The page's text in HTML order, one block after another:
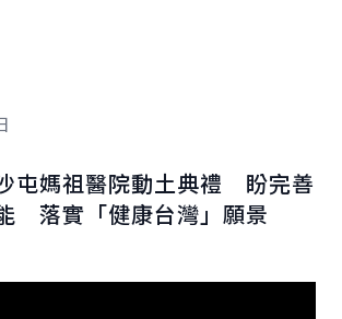
屯媽祖醫院動土典禮 盼完善
落實「健康台灣」願景